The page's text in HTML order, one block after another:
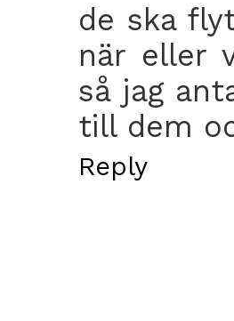
de ska
när eller
så jag
till dem
Reply